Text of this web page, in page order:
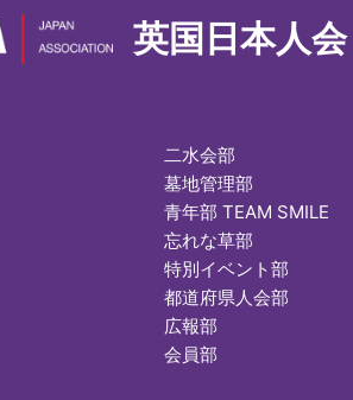
英国日本人会
二水会部
墓地管理部
青年部 TEAM SMILE
忘れな草部
特別イベント部
都道府県人会部
広報部
会員部